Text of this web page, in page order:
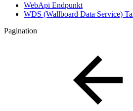
WebApi Endpunkt
WDS (Wallboard Data Service)
Pagination